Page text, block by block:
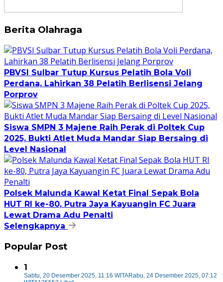
Berita Olahraga
PBVSI Sulbar Tutup Kursus Pelatih Bola Voli
Perdana, Lahirkan 38 Pelatih Berlisensi Jelang
Porprov
Siswa SMPN 3 Majene Raih Perak di Poltek Cup
2025, Bukti Atlet Muda Mandar Siap Bersaing di
Level Nasional
Polsek Malunda Kawal Ketat Final Sepak Bola
HUT RI ke-80, Putra Jaya Kayuangin FC Juara
Lewat Drama Adu Penalti
Selengkapnya
Popular Post
1
Sabtu, 20 Desember 2025, 11:16 WITARabu, 24 Desember 2025, 07:12